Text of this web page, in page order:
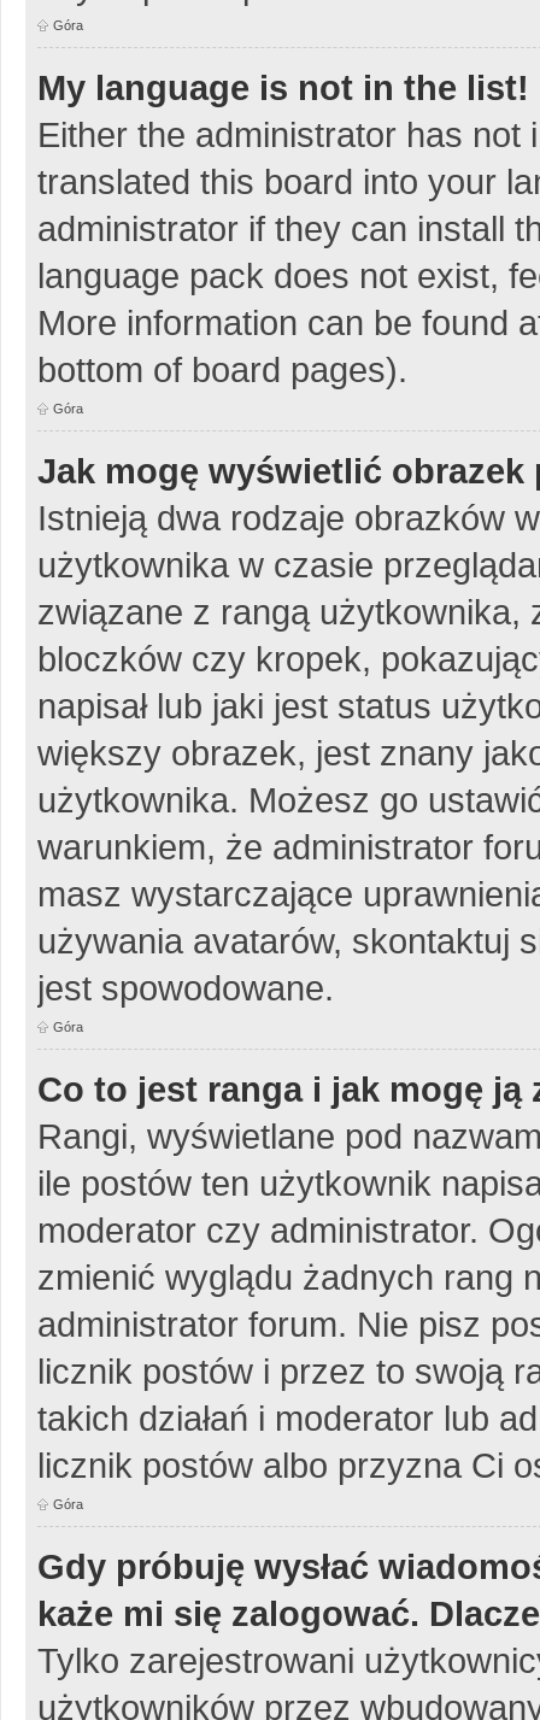
Góra
My language is not in the list!
Either the administrator has
translated this board into your
administrator if they can install
language pack does not exist,
More information can be found
bottom of board pages).
Góra
Jak mogę wyświetlić
Istnieją dwa rodzaje obrazków
użytkownika w czasie
związane z rangą użytkownika,
bloczków czy kropek,
napisał lub jaki jest status
większy obrazek, jest znany
użytkownika. Możesz go
warunkiem, że administrator
masz wystarczające
używania avatarów, skontaktuj
jest spowodowane.
Góra
Co to jest ranga i jak mogę ją
Rangi, wyświetlane pod
ile postów ten użytkownik
moderator czy administrator.
zmienić wyglądu żadnych rang
administrator forum. Nie pisz
licznik postów i przez to swoją
takich działań i moderator lub
licznik postów albo przyzna Ci
Góra
Gdy próbuję wysłać
każe mi się zalogować.
Tylko zarejestrowani
użytkowników przez